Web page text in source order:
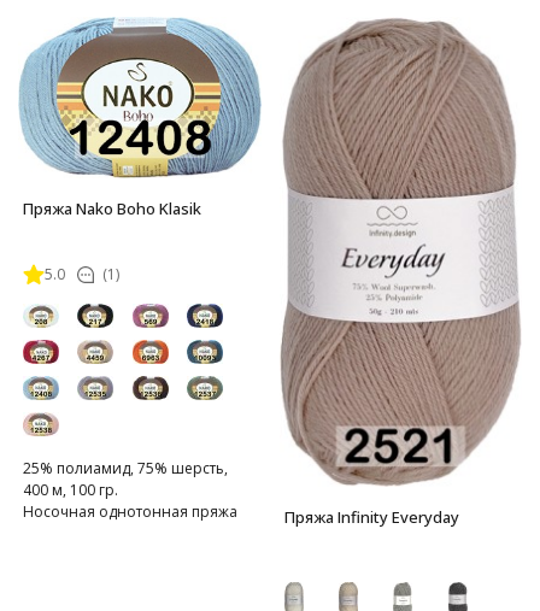
Пряжа Nako Boho Klasik
5.0 (1)
25% полиамид, 75% шерсть,
400 м, 100 гр.
Носочная однотонная пряжа
Пряжа Infinity Everyday